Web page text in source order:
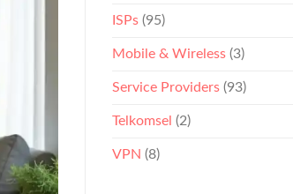
ISPs(95)
Mobile & Wireless(3)
Service Providers(93)
Telkomsel (2)
VPN (8)